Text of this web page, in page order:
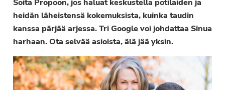
on
Suomen
Syöpäyhdistyksen
jäsenjärjestö.
Soita Propoon, jos haluat keskustella potilaiden ja
heidän läheistensä kokemuksista, kuinka taudin
kanssa pärjää arjessa. Tri Google voi johdattaa Sinua
harhaan. Ota selvää asioista, älä jää yksin.